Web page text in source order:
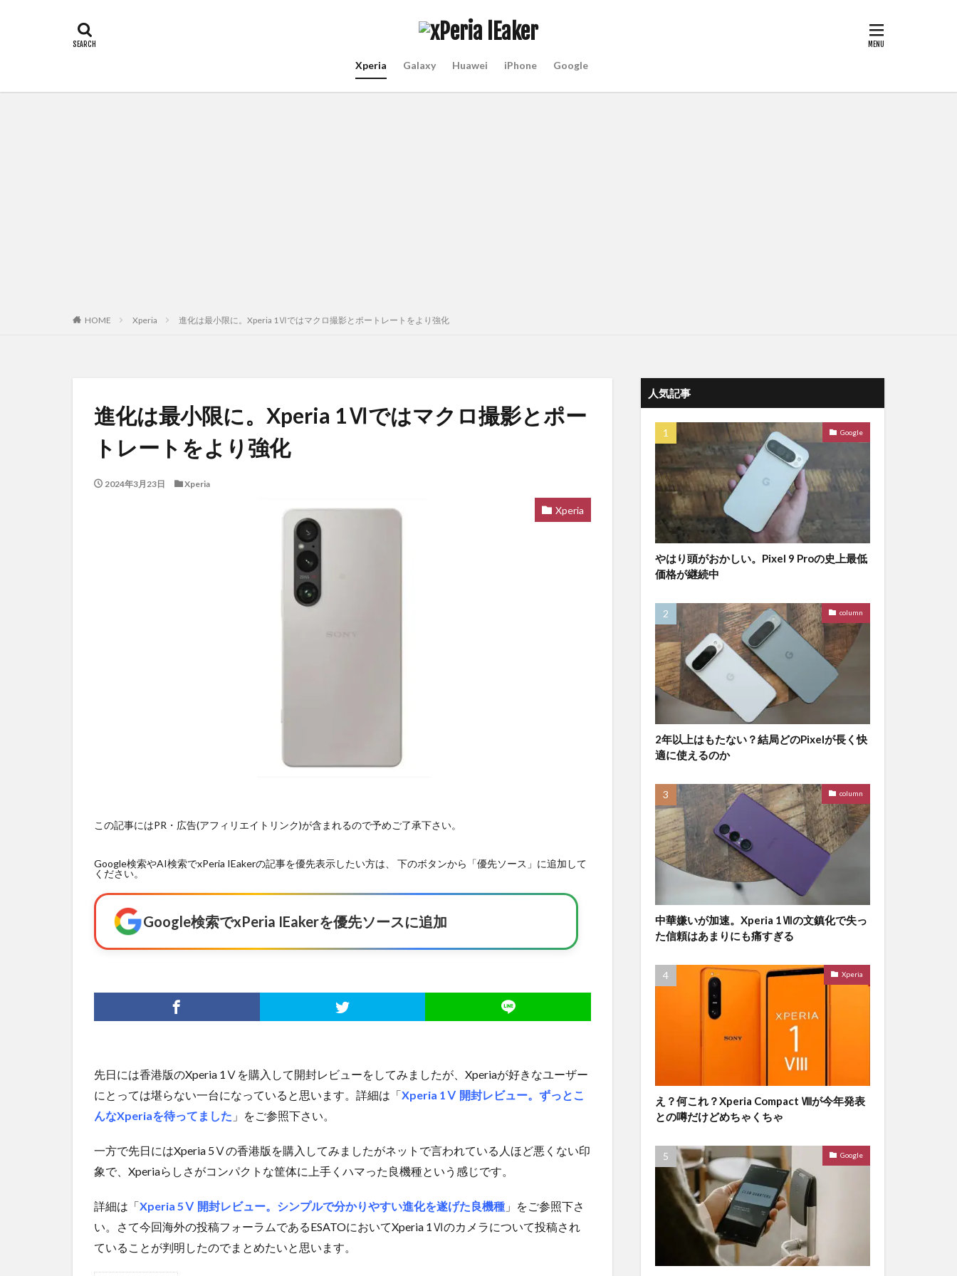
Xperia Galaxy Huawei iPhone Google
HOME Xperia 進化は最小限に。Xperia 1Ⅵではマクロ撮影とポートレートをより強化
進化は最小限に。Xperia 1Ⅵではマクロ撮影とポー
トレートをより強化
2024年3月23日 Xperia
Xperia
この記事にはPR・広告(アフィリエイトリンク)が含まれるので予めご了承下さい。
Google検索やAI検索でxPeria IEakerの記事を優先表示したい方は、 下のボタンから「優先ソース」に追加して
ください。
Google検索でxPeria IEakerを優先ソースに追加
先日には香港版のXperia 1Ⅴを購入して開封レビューをしてみましたが、Xperiaが好きなユーザー
にとっては堪らない一台になっていると思います。詳細は「Xperia 1Ⅴ 開封レビュー。ずっとこ
んなXperiaを待ってました 」をご参照下さい。
一方で先日にはXperia 5Ⅴの香港版を購入してみましたがネットで言われている人ほど悪くない印
象で、Xperiaらしさがコンパクトな筐体に上手くハマった良機種という感じです。
詳細は「Xperia 5Ⅴ 開封レビュー。シンプルで分かりやすい進化を遂げた良機種 」をご参照下さ
い。さて今回海外の投稿フォーラムであるESATOにおいてXperia 1Ⅵのカメラについて投稿され
ていることが判明したのでまとめたいと思います。
人気記事
Google
やはり頭がおかしい。Pixel 9 Proの史上最低
価格が継続中
column
2年以上はもたない？結局どのPixelが長く快
適に使えるのか
column
中華嫌いが加速。Xperia 1Ⅶの文鎮化で失っ
た信頼はあまりにも痛すぎる
Xperia
え？何これ？Xperia Compact Ⅷが今年発表
との噂だけどめちゃくちゃ
Google